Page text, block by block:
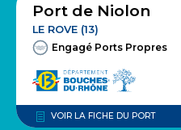
Port de Niolon
LE ROVE (13)
Engagé Ports Propres
VOIR LA FICHE DU PORT